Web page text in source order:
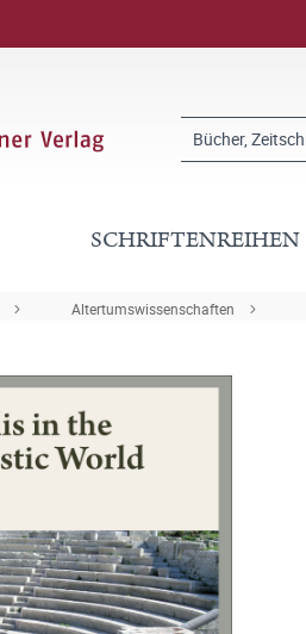
SCHRIFTENREIHEN
Altertumswissenschaften